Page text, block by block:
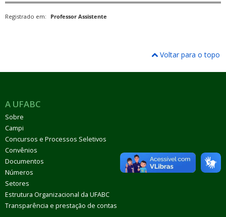
Registrado em: Professor Assistente
Voltar para o topo
A UFABC
Sobre
Campi
Concursos e Processos Seletivos
Convênios
Documentos
Números
Setores
Estrutura Organizacional da UFABC
Transparência e prestação de contas